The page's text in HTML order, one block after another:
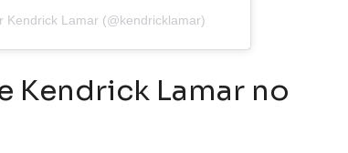
Kendrick Lamar (@kendricklamar)
Kendrick Lamar no